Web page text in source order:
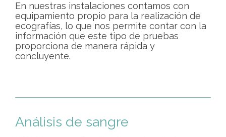
En nuestras instalaciones contamos con
equipamiento propio para la realización de
ecografías, lo que nos permite contar con la
información que este tipo de pruebas
proporciona de manera rápida y
concluyente.
Análisis de sangre